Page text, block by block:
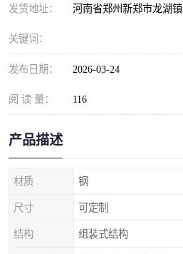
发货地址： 河南省郑州新郑市龙湖镇
关键词：
发布日期： 2026-03-24
阅 读 量： 116
产品描述
材质 钢
尺寸 可定制
结构 组装式结构